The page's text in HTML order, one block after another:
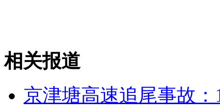
女孩北京地铁殴打老人 痛下狠手拳打脚踢
相关报道
京津塘高速追尾事故